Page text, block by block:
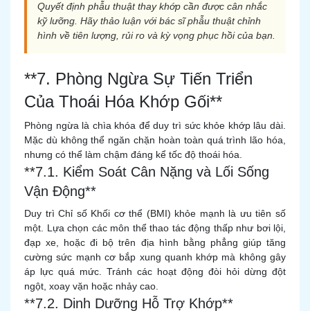
Quyết định phẫu thuật thay khớp cần được cân nhắc
kỹ lưỡng. Hãy thảo luận với bác sĩ phẫu thuật chỉnh
hình về tiên lượng, rủi ro và kỳ vọng phục hồi của bạn.
**7. Phòng Ngừa Sự Tiến Triển
Của Thoái Hóa Khớp Gối**
Phòng ngừa là chìa khóa để duy trì sức khỏe khớp lâu dài.
Mặc dù không thể ngăn chặn hoàn toàn quá trình lão hóa,
nhưng có thể làm chậm đáng kể tốc độ thoái hóa.
**7.1. Kiểm Soát Cân Nặng và Lối Sống
Vận Động**
Duy trì Chỉ số Khối cơ thể (BMI) khỏe mạnh là ưu tiên số
một. Lựa chọn các môn thể thao tác động thấp như bơi lội,
đạp xe, hoặc đi bộ trên địa hình bằng phẳng giúp tăng
cường sức mạnh cơ bắp xung quanh khớp mà không gây
áp lực quá mức. Tránh các hoạt động đòi hỏi dừng đột
ngột, xoay vặn hoặc nhảy cao.
**7.2. Dinh Dưỡng Hỗ Trợ Khớp**